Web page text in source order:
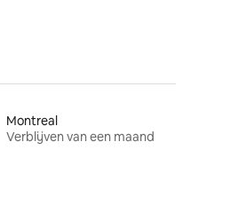
Montreal
Verblijven van een maand